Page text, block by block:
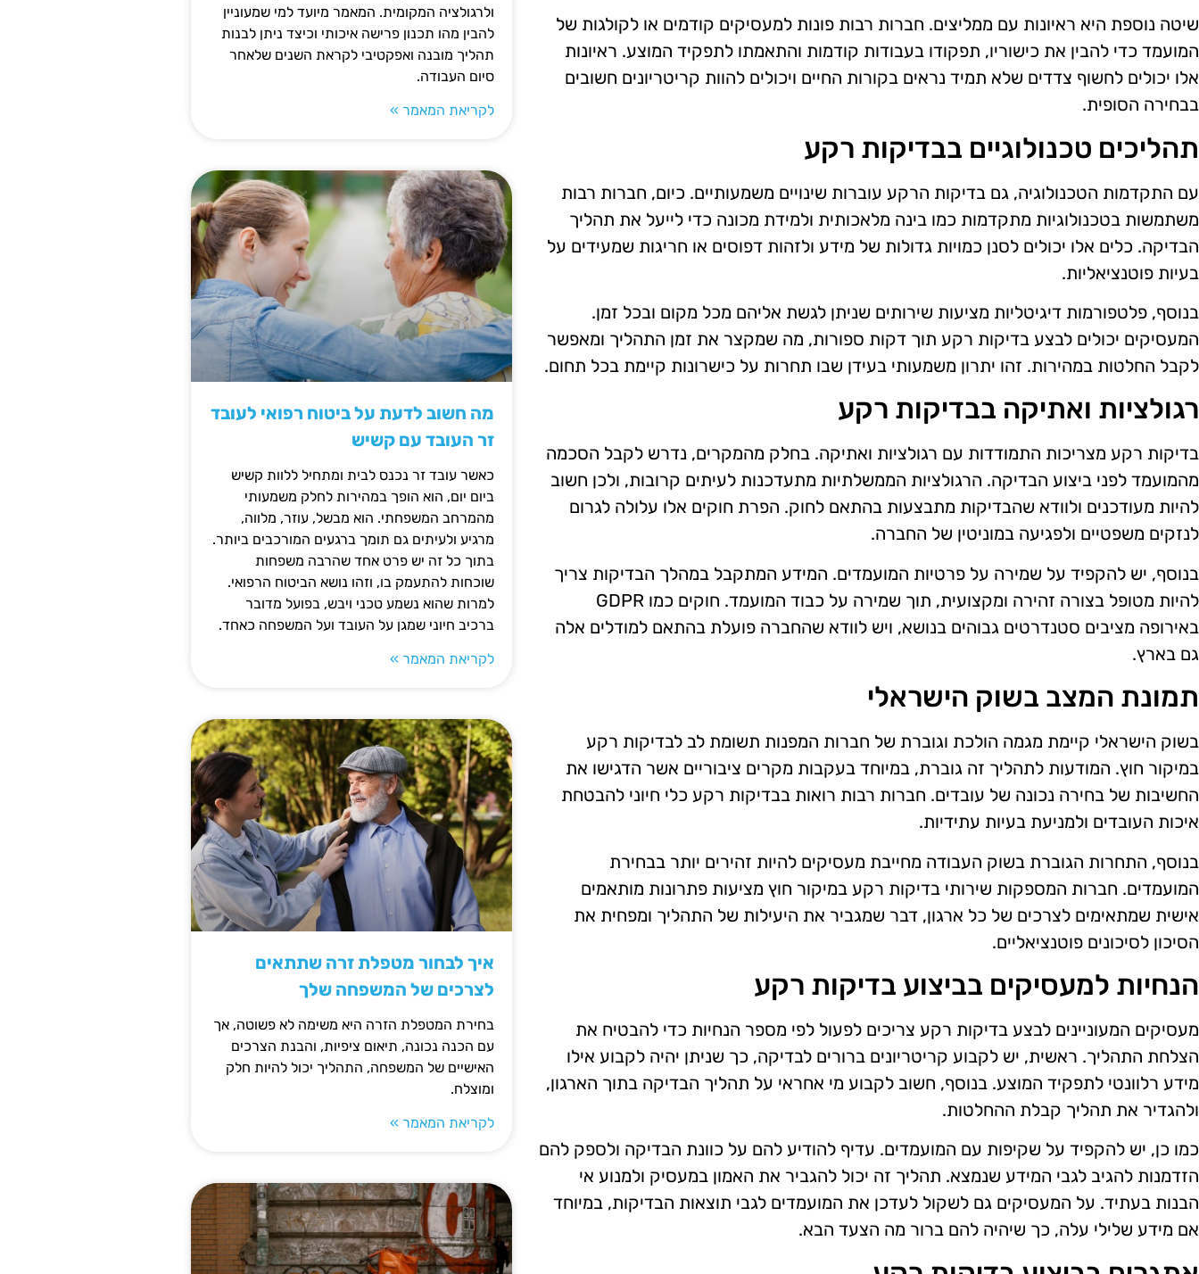
שיטה נוספת היא ראיונות עם ממליצים. חברות רבות פונות למעסיקים קודמים או לקולגות של
המועמד כדי להבין את כישוריו, תפקודו בעבודות קודמות והתאמתו לתפקיד המוצע. ראיונות
אלו יכולים לחשוף צדדים שלא תמיד נראים בקורות החיים ויכולים להוות קריטריונים חשובים
בבחירה הסופית.
תהליכים טכנולוגיים בבדיקות רקע
עם התקדמות הטכנולוגיה, גם בדיקות הרקע עוברות שינויים משמעותיים. כיום, חברות רבות
משתמשות בטכנולוגיות מתקדמות כמו בינה מלאכותית ולמידת מכונה כדי לייעל את תהליך
הבדיקה. כלים אלו יכולים לסנן כמויות גדולות של מידע ולזהות דפוסים או חריגות שמעידים על
בעיות פוטנציאליות.
בנוסף, פלטפורמות דיגיטליות מציעות שירותים שניתן לגשת אליהם מכל מקום ובכל זמן.
המעסיקים יכולים לבצע בדיקות רקע תוך דקות ספורות, מה שמקצר את זמן התהליך ומאפשר
לקבל החלטות במהירות. זהו יתרון משמעותי בעידן שבו תחרות על כישרונות קיימת בכל תחום.
רגולציות ואתיקה בבדיקות רקע
בדיקות רקע מצריכות התמודדות עם רגולציות ואתיקה. בחלק מהמקרים, נדרש לקבל הסכמה
מהמועמד לפני ביצוע הבדיקה. הרגולציות הממשלתיות מתעדכנות לעיתים קרובות, ולכן חשוב
להיות מעודכנים ולוודא שהבדיקות מתבצעות בהתאם לחוק. הפרת חוקים אלו עלולה לגרום
לנזקים משפטיים ולפגיעה במוניטין של החברה.
בנוסף, יש להקפיד על שמירה על פרטיות המועמדים. המידע המתקבל במהלך הבדיקות צריך
להיות מטופל בצורה זהירה ומקצועית, תוך שמירה על כבוד המועמד. חוקים כמו GDPR
באירופה מציבים סטנדרטים גבוהים בנושא, ויש לוודא שהחברה פועלת בהתאם למודלים אלה
גם בארץ.
תמונת המצב בשוק הישראלי
בשוק הישראלי קיימת מגמה הולכת וגוברת של חברות המפנות תשומת לב לבדיקות רקע
במיקור חוץ. המודעות לתהליך זה גוברת, במיוחד בעקבות מקרים ציבוריים אשר הדגישו את
החשיבות של בחירה נכונה של עובדים. חברות רבות רואות בבדיקות רקע כלי חיוני להבטחת
איכות העובדים ולמניעת בעיות עתידיות.
בנוסף, התחרות הגוברת בשוק העבודה מחייבת מעסיקים להיות זהירים יותר בבחירת
המועמדים. חברות המספקות שירותי בדיקות רקע במיקור חוץ מציעות פתרונות מותאמים
אישית שמתאימים לצרכים של כל ארגון, דבר שמגביר את היעילות של התהליך ומפחית את
הסיכון לסיכונים פוטנציאליים.
הנחיות למעסיקים בביצוע בדיקות רקע
מעסיקים המעוניינים לבצע בדיקות רקע צריכים לפעול לפי מספר הנחיות כדי להבטיח את
הצלחת התהליך. ראשית, יש לקבוע קריטריונים ברורים לבדיקה, כך שניתן יהיה לקבוע אילו
מידע רלוונטי לתפקיד המוצע. בנוסף, חשוב לקבוע מי אחראי על תהליך הבדיקה בתוך הארגון,
ולהגדיר את תהליך קבלת ההחלטות.
כמו כן, יש להקפיד על שקיפות עם המועמדים. עדיף להודיע להם על כוונת הבדיקה ולספק להם
הזדמנות להגיב לגבי המידע שנמצא. תהליך זה יכול להגביר את האמון במעסיק ולמנוע אי
הבנות בעתיד. על המעסיקים גם לשקול לעדכן את המועמדים לגבי תוצאות הבדיקות, במיוחד
אם מידע שלילי עלה, כך שיהיה להם ברור מה הצעד הבא.
ולרגולציה המקומית. המאמר מיועד למי שמעוניין
להבין מהו תכנון פרישה איכותי וכיצד ניתן לבנות
תהליך מובנה ואפקטיבי לקראת השנים שלאחר
סיום העבודה.
לקריאת המאמר »
מה חשוב לדעת על ביטוח רפואי לעובד
זר העובד עם קשיש
כאשר עובד זר נכנס לבית ומתחיל ללוות קשיש
ביום יום, הוא הופך במהירות לחלק משמעותי
מהמרחב המשפחתי. הוא מבשל, עוזר, מלווה,
מרגיע ולעיתים גם תומך ברגעים המורכבים ביותר.
בתוך כל זה יש פרט אחד שהרבה משפחות
שוכחות להתעמק בו, וזהו נושא הביטוח הרפואי.
למרות שהוא נשמע טכני ויבש, בפועל מדובר
ברכיב חיוני שמגן על העובד ועל המשפחה כאחד.
לקריאת המאמר »
איך לבחור מטפלת זרה שתתאים
לצרכים של המשפחה שלך
בחירת המטפלת הזרה היא משימה לא פשוטה, אך
עם הכנה נכונה, תיאום ציפיות, והבנת הצרכים
האישיים של המשפחה, התהליך יכול להיות חלק
ומוצלח.
לקריאת המאמר »